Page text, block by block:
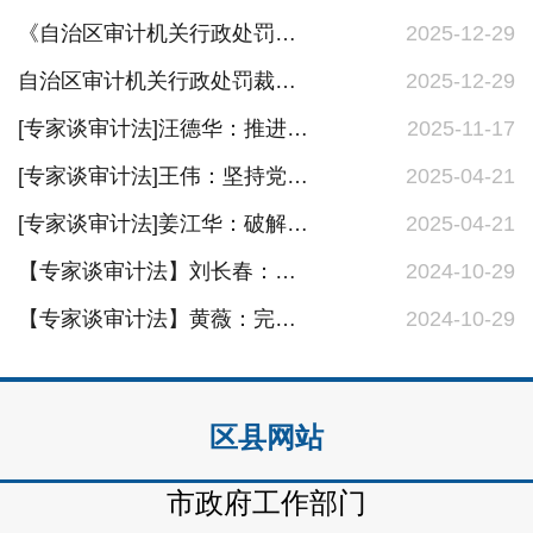
《自治区审计机关行政处罚裁量权实施办法》解读
2025-12-29
自治区审计机关行政处罚裁量权实施办法
2025-12-29
[专家谈审计法]汪德华：推进审计全覆盖，助力监督无死角
2025-11-17
[专家谈审计法]王伟：坚持党对审计工作的领导是做好审计工作的根本保证
2025-04-21
[专家谈审计法]姜江华：破解审计工作难题，促进审计工作提质增效
2025-04-21
【专家谈审计法】刘长春：强化自身建设 打造过硬队伍
2024-10-29
【专家谈审计法】黄薇：完善审计监督制度 规范和保障审计机关依法履行职责
2024-10-29
区县网站
市政府工作部门